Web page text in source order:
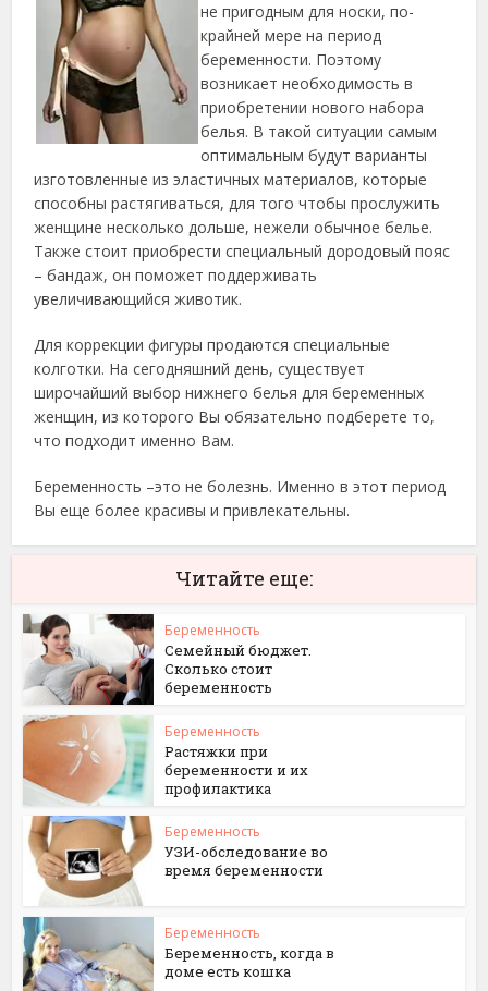
не пригодным для носки, по-
крайней мере на период
беременности. Поэтому
возникает необходимость в
приобретении нового набора
белья. В такой ситуации самым
оптимальным будут варианты
изготовленные из эластичных материалов, которые
способны растягиваться, для того чтобы прослужить
женщине несколько дольше, нежели обычное белье.
Также стоит приобрести специальный дородовый пояс
– бандаж, он поможет поддерживать
увеличивающийся животик.
Для коррекции фигуры продаются специальные
колготки. На сегодняшний день, существует
широчайший выбор нижнего белья для беременных
женщин, из которого Вы обязательно подберете то,
что подходит именно Вам.
Беременность –это не болезнь. Именно в этот период
Вы еще более красивы и привлекательны.
Читайте еще:
Беременность
Семейный бюджет.
Сколько стоит
беременность
Беременность
Растяжки при
беременности и их
профилактика
Беременность
УЗИ-обследование во
время беременности
Беременность
Беременность, когда в
доме есть кошка